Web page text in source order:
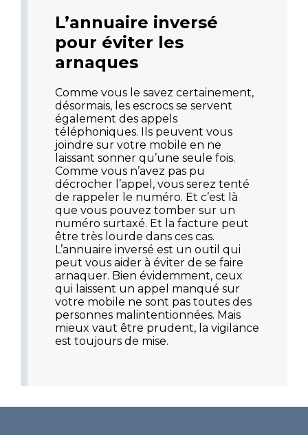
L’annuaire inversé
pour éviter les
arnaques
Comme vous le savez certainement,
désormais, les escrocs se servent
également des appels
téléphoniques. Ils peuvent vous
joindre sur votre mobile en ne
laissant sonner qu’une seule fois.
Comme vous n’avez pas pu
décrocher l’appel, vous serez tenté
de rappeler le numéro. Et c’est là
que vous pouvez tomber sur un
numéro surtaxé. Et la facture peut
être très lourde dans ces cas.
L’annuaire inversé est un outil qui
peut vous aider à éviter de se faire
arnaquer. Bien évidemment, ceux
qui laissent un appel manqué sur
votre mobile ne sont pas toutes des
personnes malintentionnées. Mais
mieux vaut être prudent, la vigilance
est toujours de mise.